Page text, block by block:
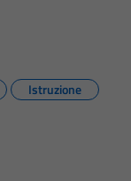
Istruzione